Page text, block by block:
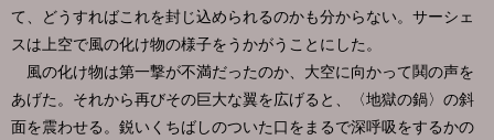
て、どうすればこれを封じ込められるのかも分からない。サーシェ
スは上空で風の化け物の様子をうかがうことにした。
風の化け物は第一撃が不満だったのか、大空に向かって鬨の声を
あげた。それから再びその巨大な翼を広げると、〈地獄の鍋〉の斜
面を震わせる。鋭いくちばしのついた口をまるで深呼吸をするかの